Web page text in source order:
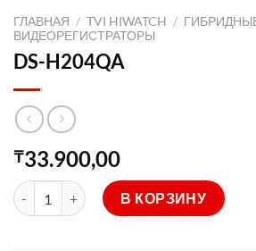
ГЛАВНАЯ / TVI HIWATCH /
ВИДЕОРЕГИСТРАТОРЫ
DS-H204QA
₸33.900,00
Количество товара DS-H204QA
В КОРЗИНУ